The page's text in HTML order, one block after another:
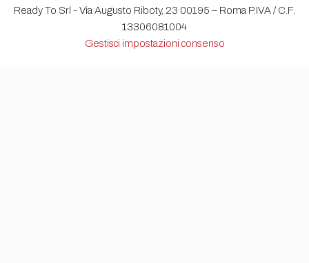
Ready To Srl - Via Augusto Riboty, 23 00195 – Roma P.IVA / C.F.
13306081004
Gestisci impostazioni consenso